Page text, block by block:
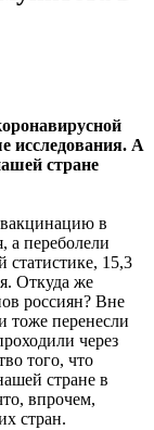
исследования. А
стране
в
а переболели
статистике, 15,3
Откуда же
россиян? Вне
тоже перенесли
через
того, что
стране в
впрочем,
стран.